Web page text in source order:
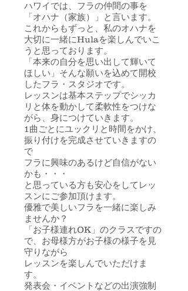
ハワイでは、フラの仲間の事を
「オハナ（家族）」と言います。
これからもずっと、私のオハナを
大切に一緒にHulaを楽しんでいこ
うと思っております。
「本来の自分を思い出して輝いて
ほしい」そんな願いを込めて開校
したフラ・スタジオです。
レッスンは基本ステップでシッカ
リと体を動かして柔軟性をつけな
がら、身につけていきます。
1曲ごとにユックリと時間をかけ、
振り付けを完成させていきますの
で
フラに興味のあるけど自信がない
かも・・・
と思っている方も安心をしてレッ
スンにご参加頂けます。
優雅で美しいフラを一緒に楽しみ
ませんか？
「お子様連れOK」のクラスですの
で、お母様方がお子様の様子を見
守りながら
レッスンを楽しんでいただけま
す。
発表会・イベントなどの出演強制